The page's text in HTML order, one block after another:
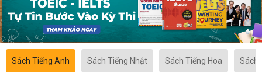
Sách Tiếng Anh Sách Tiếng Nhật Sách Tiếng Hoa Sách